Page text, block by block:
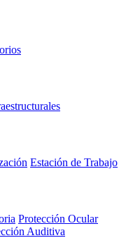
Estación de Trabajo
Protección Ocular
Auditiva